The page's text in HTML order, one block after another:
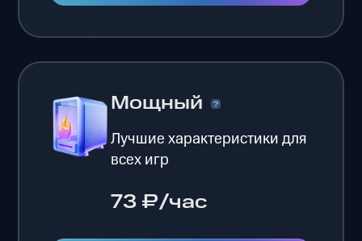
Мощный
Лучшие характеристики для
всех игр
73 ₽/час